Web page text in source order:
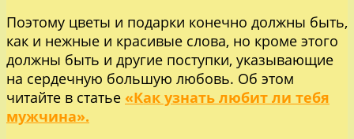
Поэтому цветы и подарки конечно должны быть,
как и нежные и красивые слова, но кроме этого
должны быть и другие поступки, указывающие
на сердечную большую любовь. Об этом
читайте в статье «Как узнать любит ли тебя
мужчина».